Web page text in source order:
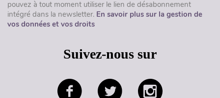
pouvez à tout moment utiliser le lien de désabonnement
intégré dans la newsletter. En savoir plus sur la gestion de
vos données et vos droits
Suivez-nous sur